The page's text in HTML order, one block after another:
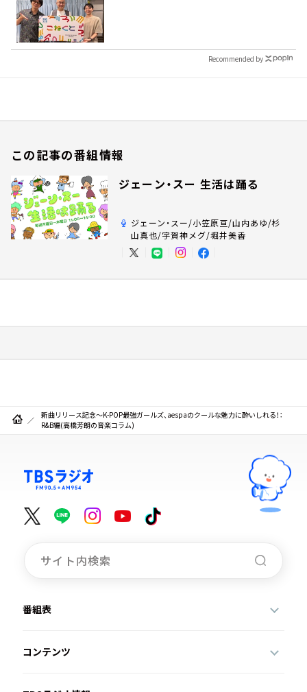
Recommended by
この記事の番組情報
ジェーン・スー 生活は踊る
ジェーン・スー/小笠原亘/山内あゆ/杉
山真也/宇賀神メグ/堀井美香
新曲リリース記念～K-POP最強ガールズ、aespaのクールな魅力に酔いしれる！：
R&B編(高橋芳朗の音楽コラム)
番組表
コンテンツ